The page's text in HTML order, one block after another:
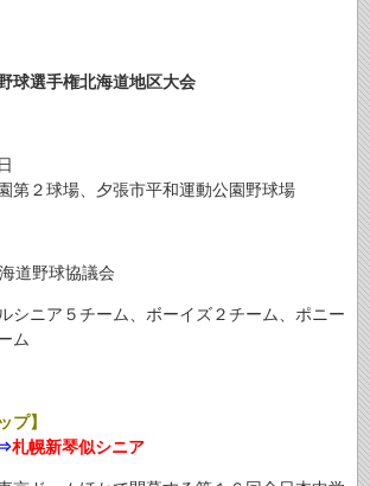
球選手権北海道地区大会
第２球場、夕張市平和運動公園野球場
道野球協議会
シニア５チーム、ボーイズ２チーム、ポニー
ム
プ】
札幌新琴似シニア